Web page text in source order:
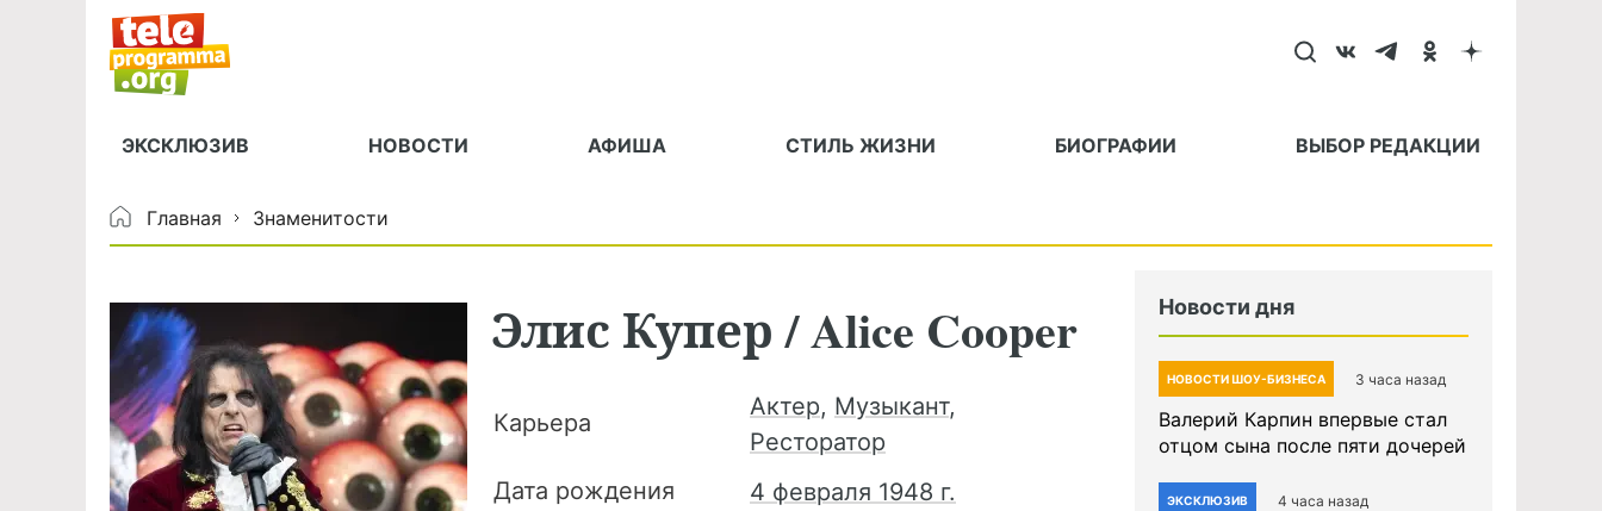
ЭКСКЛЮЗИВ НОВОСТИ АФИША СТИЛЬ ЖИЗНИ БИОГРАФИИ ВЫБОР РЕДАКЦИИ
Главная Знаменитости
Элис Купер/Alice Cooper
Карьера
Актер, Музыкант,
Ресторатор
Дата рождения
4 февраля 1948 г.
Новости дня
НОВОСТИ ШОУ-БИЗНЕСА 3 часа назад
Валерий Карпин впервые стал
отцом сына после пяти дочерей
ЭКСКЛЮЗИВ 4 часа назад